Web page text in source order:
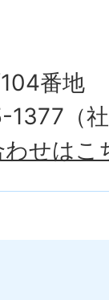
番地
（
せはこ